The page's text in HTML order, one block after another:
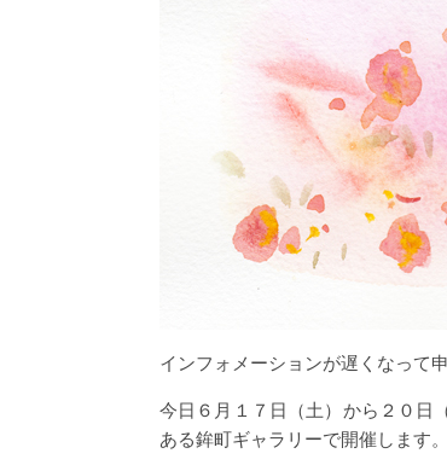
インフォメーションが遅くなって
今日６月１７日（土）から２０日
ある鉾町ギャラリーで開催します。